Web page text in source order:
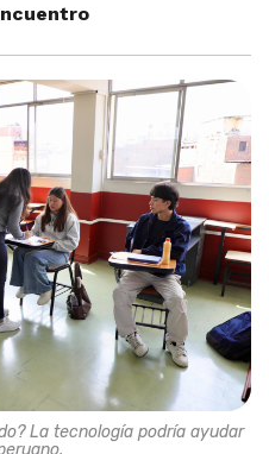
La tecnología podría ayudar